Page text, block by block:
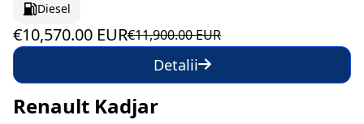
Diesel
€10,570.00 EUR€11,900.00 EUR
Detalii
La comandă
Renault Kadjar